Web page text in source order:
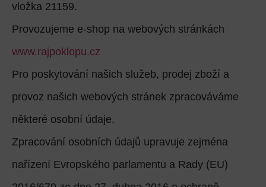
vložka 21159.
Provozujeme e-shop na webových stránkách
www.rajpoklopu.cz
Pro poskytování našich služeb, prodej zboží a
provoz našich webových stránek zpracováváme
některé osobní údaje.
Zpracování osobních údajů upravuje zejména
nařízení Evropského parlamentu a Rady (EU)